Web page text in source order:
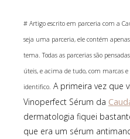
# Artigo escrito em parceria com a
seja uma parceria, ele contém
tema. Todas as parcerias são
úteis, e acima de tudo, com marcas
identifico. A primeira vez que
Vinoperfect Sérum da
dermatologia fiquei
que era um sérum